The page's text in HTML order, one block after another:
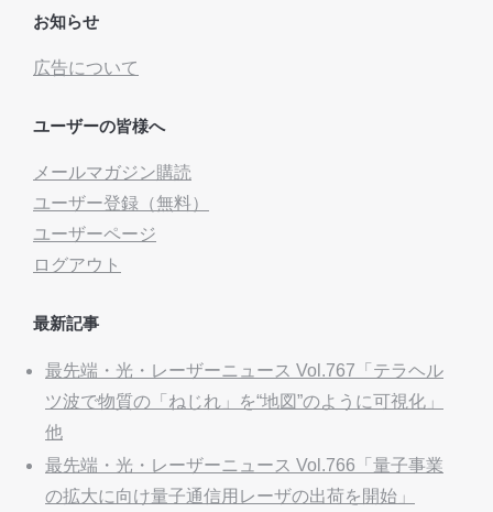
お知らせ
広告について
ユーザーの皆様へ
メールマガジン購読
ユーザー登録（無料）
ユーザーページ
ログアウト
最新記事
最先端・光・レーザーニュース Vol.767「テラヘル
ツ波で物質の「ねじれ」を“地図”のように可視化」
他
最先端・光・レーザーニュース Vol.766「量子事業
の拡大に向け量子通信用レーザの出荷を開始」